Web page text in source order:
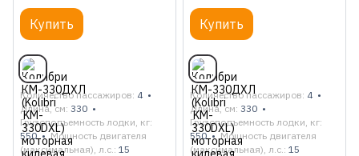
Купить
Количество пассажиров 4
Длина, см 330
Грузоподъемность лодки, кг
550
Мощность двигателя
(максимальная), л.с. 15
Купить
Количество пассажиров 4
Длина, см 330
Грузоподъемность лодки, кг
550
Мощность двигателя
(максимальная), л.с. 15